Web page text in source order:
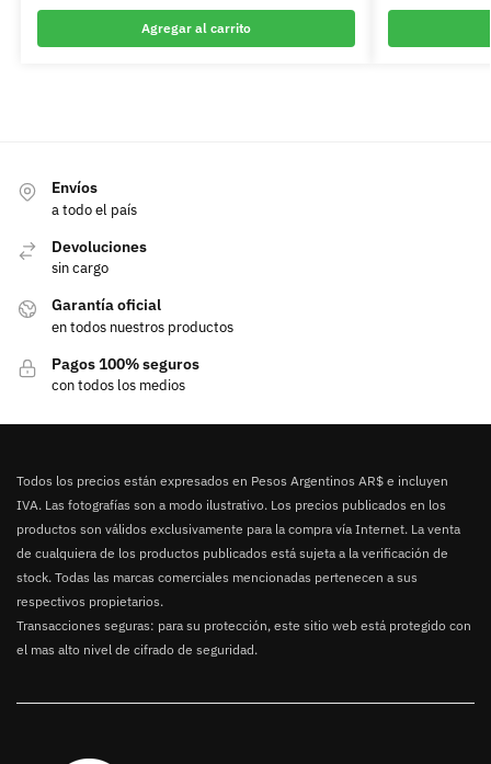
Agregar al carrito
Envíos
a todo el país
Devoluciones
sin cargo
Garantía oficial
en todos nuestros productos
Pagos 100% seguros
con todos los medios
Todos los precios están expresados en Pesos Argentinos AR$ e incluyen
IVA. Las fotografías son a modo ilustrativo. Los precios publicados en los
productos son válidos exclusivamente para la compra vía Internet. La venta
de cualquiera de los productos publicados está sujeta a la verificación de
stock. Todas las marcas comerciales mencionadas pertenecen a sus
respectivos propietarios.
Transacciones seguras: para su protección, este sitio web está protegido con
el mas alto nivel de cifrado de seguridad.